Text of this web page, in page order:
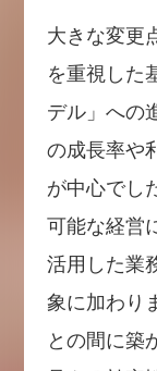
大きな変更
を重視した
デル」への
の成長率や
が中心でし
可能な経営
活用した業
象に加わり
との間に築